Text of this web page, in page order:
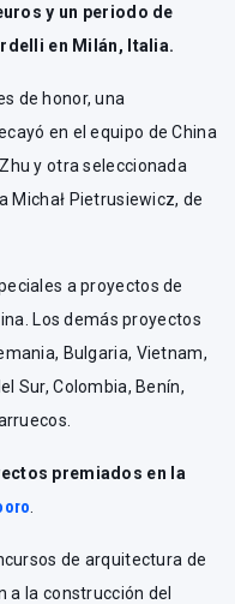
y un periodo de
en Milán, Italia.
de honor, una
en el equipo de China
y otra seleccionada
Michał Pietrusiewicz, de
a proyectos de
Los demás proyectos
Bulgaria, Vietnam,
Sur, Colombia, Benín,
premiados en la
de arquitectura de
a la construcción del